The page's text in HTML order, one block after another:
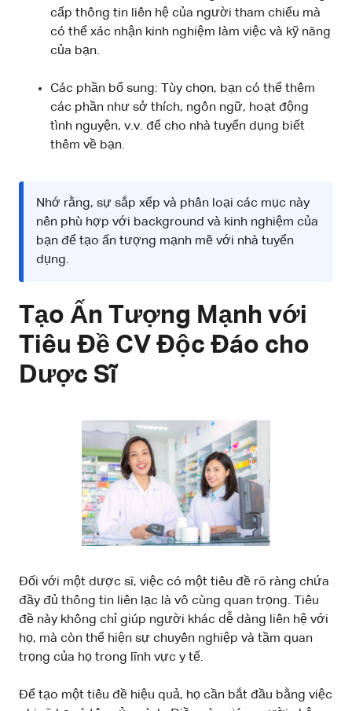
cấp thông tin liên hệ của người tham chiếu mà
có thể xác nhận kinh nghiệm làm việc và kỹ năng
của bạn.
Các phần bổ sung: Tùy chọn, bạn có thể thêm
các phần như sở thích, ngôn ngữ, hoạt động
tình nguyện, v.v. để cho nhà tuyển dụng biết
thêm về bạn.
Nhớ rằng, sự sắp xếp và phân loại các mục này
nên phù hợp với background và kinh nghiệm của
bạn để tạo ấn tượng mạnh mẽ với nhà tuyển
dụng.
Tạo Ấn Tượng Mạnh với
Tiêu Đề CV Độc Đáo cho
Dược Sĩ
Đối với một dược sĩ, việc có một tiêu đề rõ ràng chứa
đầy đủ thông tin liên lạc là vô cùng quan trọng. Tiêu
đề này không chỉ giúp người khác dễ dàng liên hệ với
họ, mà còn thể hiện sự chuyên nghiệp và tầm quan
trọng của họ trong lĩnh vực y tế.
Để tạo một tiêu đề hiệu quả, họ cần bắt đầu bằng việc